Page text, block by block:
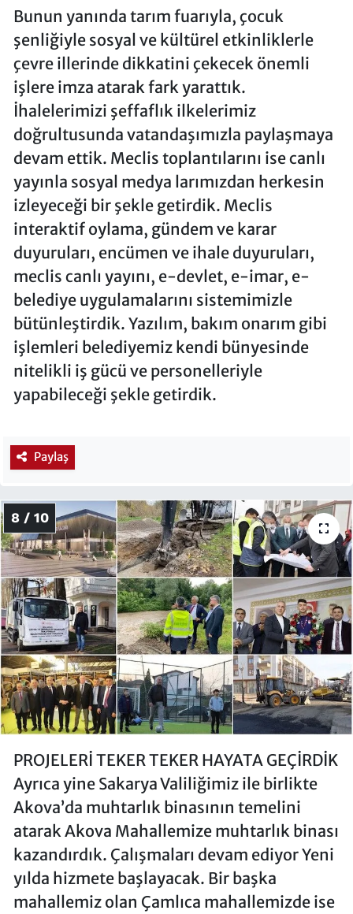
Bunun yanında tarım fuarıyla, çocuk
şenliğiyle sosyal ve kültürel etkinliklerle
çevre illerinde dikkatini çekecek önemli
işlere imza atarak fark yarattık.
İhalelerimizi şeffaflık ilkelerimiz
doğrultusunda vatandaşımızla paylaşmaya
devam ettik. Meclis toplantılarını ise canlı
yayınla sosyal medya larımızdan herkesin
izleyeceği bir şekle getirdik. Meclis
interaktif oylama, gündem ve karar
duyuruları, encümen ve ihale duyuruları,
meclis canlı yayını, e-devlet, e-imar, e-
belediye uygulamalarını sistemimizle
bütünleştirdik. Yazılım, bakım onarım gibi
işlemleri belediyemiz kendi bünyesinde
nitelikli iş gücü ve personelleriyle
yapabileceği şekle getirdik.
Paylaş
8 / 10
PROJELERİ TEKER TEKER HAYATA GEÇİRDİK
Ayrıca yine Sakarya Valiliğimiz ile birlikte
Akova’da muhtarlık binasının temelini
atarak Akova Mahallemize muhtarlık binası
kazandırdık. Çalışmaları devam ediyor Yeni
yılda hizmete başlayacak. Bir başka
mahallemiz olan Çamlıca mahallemizde ise